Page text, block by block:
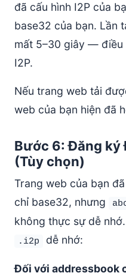
đã cấu hình I2P của
base32 của bạn. Lần
mất 5–30 giây — điều
I2P.
Nếu trang web tải
web của bạn hiện đã
Bước 6: Đăng ký
(Tùy chọn)
Trang web của bạn
chỉ base32, nhưng
không thực sự dễ
.i2p dễ nhớ:
Đối với addressbook